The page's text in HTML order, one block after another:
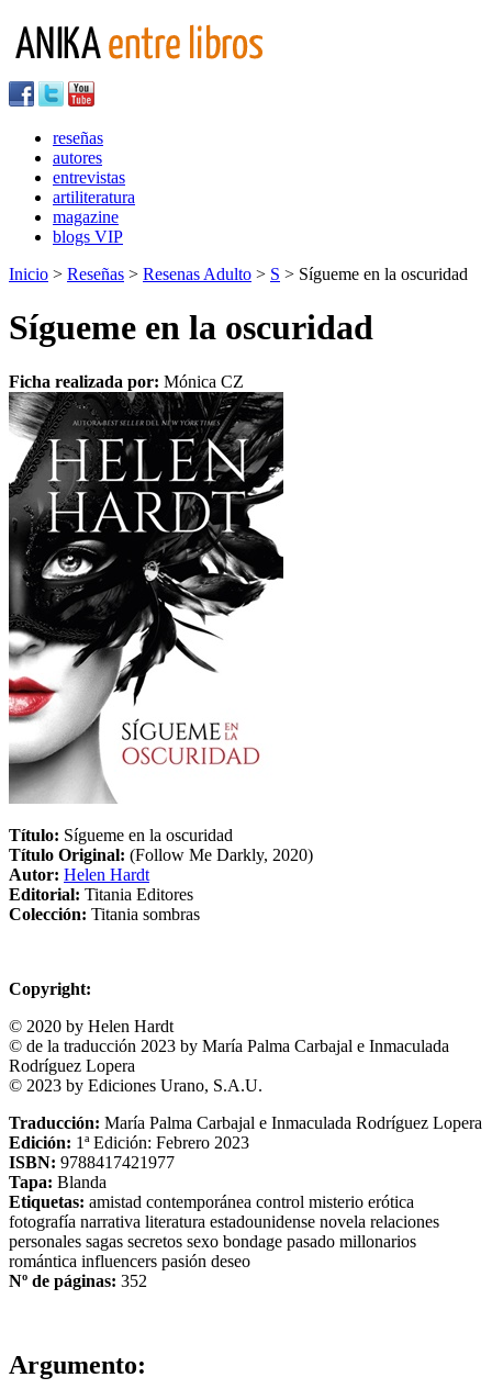
reseñas
autores
entrevistas
artiliteratura
magazine
blogs VIP
Inicio > Reseñas > Resenas Adulto > S > Sígueme en la oscuridad
Sígueme en la oscuridad
Ficha realizada por: Mónica CZ
Título: Sígueme en la oscuridad
Título Original: (Follow Me Darkly, 2020)
Autor: Helen Hardt
Editorial: Titania Editores
Colección: Titania sombras
Copyright:
© 2020 by Helen Hardt
© de la traducción 2023 by María Palma Carbajal e Inmaculada
Rodríguez Lopera
© 2023 by Ediciones Urano, S.A.U.
Traducción: María Palma Carbajal e Inmaculada Rodríguez Lopera
Edición: 1ª Edición: Febrero 2023
ISBN: 9788417421977
Tapa: Blanda
Etiquetas: amistad contemporánea control misterio erótica
fotografía narrativa literatura estadounidense novela relaciones
personales sagas secretos sexo bondage pasado millonarios
romántica influencers pasión deseo
Nº de páginas: 352
Argumento: